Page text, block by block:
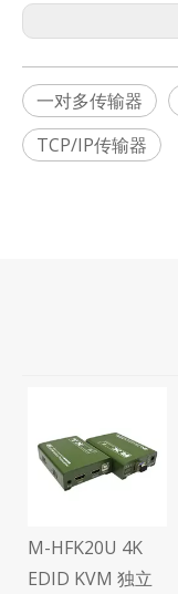
一对多传输器
TCP/IP传输器
M-HFK20U 4K
EDID KVM 独立